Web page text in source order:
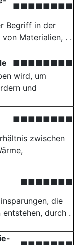
■■■■■■■■
Begriff in der
Materialien, . .
■■■■■■■■
wird, um
und
■■■■■■■■
zwischen
■■■■■■■
die
durch .